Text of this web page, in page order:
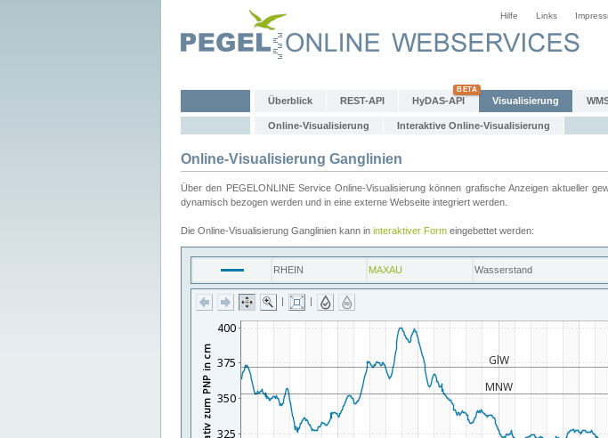
Hilfe Links
Überblick REST-API HyDAS-API Visualisierung
Online-Visualisierung Interaktive Online-Visualisierung
Online-Visualisierung Ganglinien
Über den PEGELONLINE Service Online-Visualisierung können grafische Anzeigen aktueller
dynamisch bezogen werden und in eine externe Webseite integriert werden.
Die Online-Visualisierung Ganglinien kann in interaktiver Form eingebettet werden: